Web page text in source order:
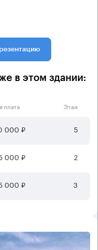
в этом здании:
плата Этаж
000 ₽ 5
000 ₽ 2
000 ₽ 3